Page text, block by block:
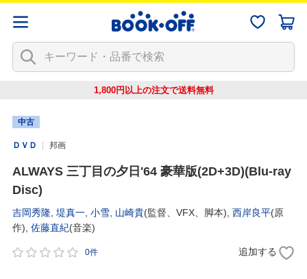
1,800円以上の注文で送料無料
中古
ＤＶＤ 邦画
ALWAYS 三丁目の夕日'64 豪華版(2D+3D)(Blu-ray
Disc)
吉岡秀隆 堤真一 小雪 山崎貴(監督、VFX、脚本), 西岸良平(原
作), 佐藤直紀(音楽)
0件 追加する